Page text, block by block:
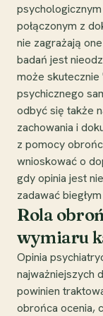
połączonym z
nie zagrażają
badań jest
może
psychicznego
odbyć się także
zachowania i
z pomocy
wnioskować o
gdy opinia jest
zadawać
Rola
wymiaru
Opinia
najważniejszych
powinien
obrońca ocenia,